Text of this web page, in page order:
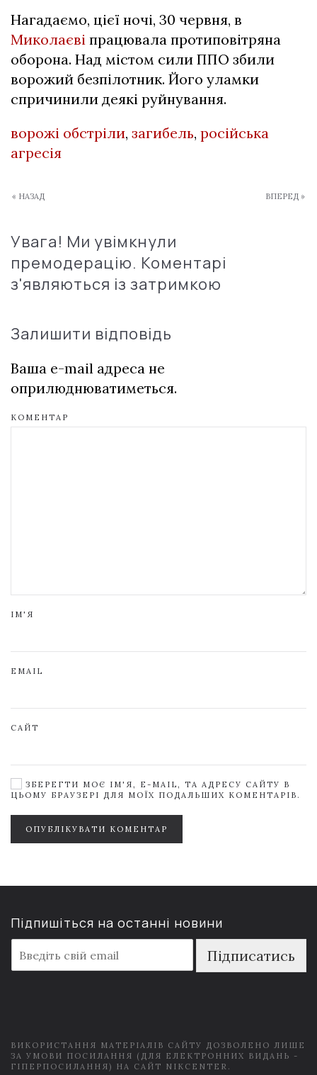
Нагадаємо, цієї ночі, 30 червня, в
Миколаєві працювала протиповітряна
оборона. Над містом сили ППО збили
ворожий безпілотник. Його уламки
спричинили деякі руйнування.
ворожі обстріли, загибель, російська
агресія
« НАЗАД ВПЕРЕД »
Увага! Ми увімкнули
премодерацію. Коментарі
з'являються із затримкою
Залишити відповідь
Ваша e-mail адреса не
оприлюднюватиметься.
КОМЕНТАР
ІМ'Я
EMAIL
САЙТ
ЗБЕРЕГТИ МОЄ ІМ'Я, E-MAIL, ТА АДРЕСУ САЙТУ В
ЦЬОМУ БРАУЗЕРІ ДЛЯ МОЇХ ПОДАЛЬШИХ КОМЕНТАРІВ.
ОПУБЛІКУВАТИ КОМЕНТАР
Підпишіться на останні новини
m
a
Підписатись
ВИКОРИСТАННЯ МАТЕРІАЛІВ САЙТУ ДОЗВОЛЕНО ЛИШЕ
ЗА УМОВИ ПОСИЛАННЯ (ДЛЯ ЕЛЕКТРОННИХ ВИДАНЬ -
ГІПЕРПОСИЛАННЯ) НА САЙТ NIKCENTER.